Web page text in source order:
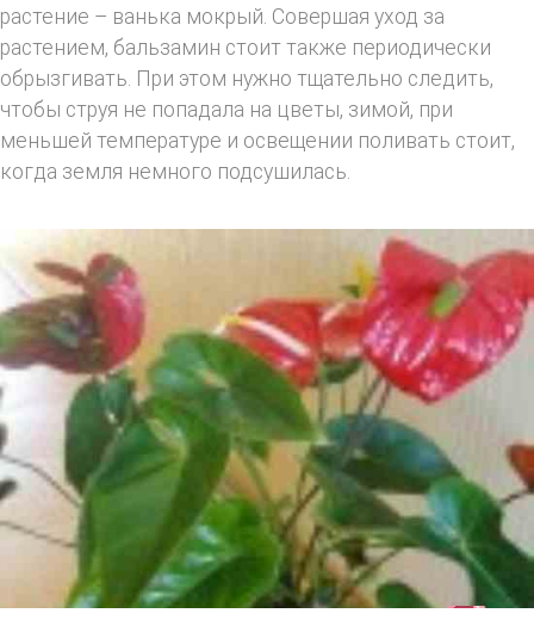
растение – ванька мокрый. Совершая уход за
растением, бальзамин стоит также периодически
обрызгивать. При этом нужно тщательно следить,
чтобы струя не попадала на цветы, зимой, при
меньшей температуре и освещении поливать стоит,
когда земля немного подсушилась.